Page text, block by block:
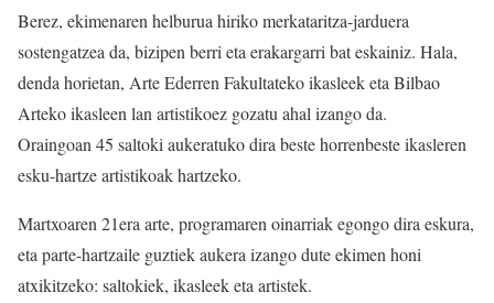
Berez, ekimenaren helburua hiriko merkataritza-jarduera
sostengatzea da, bizipen berri eta erakargarri bat eskainiz. Hala,
denda horietan, Arte Ederren Fakultateko ikasleek eta Bilbao
Arteko ikasleen lan artistikoez gozatu ahal izango da.
Oraingoan 45 saltoki aukeratuko dira beste horrenbeste ikasleren
esku-hartze artistikoak hartzeko.
Martxoaren 21era arte, programaren oinarriak egongo dira eskura,
eta parte-hartzaile guztiek aukera izango dute ekimen honi
atxikitzeko: saltokiek, ikasleek eta artistek.